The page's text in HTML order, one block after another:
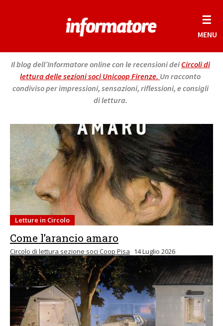
☰
MENU
Il blog dell’Informatore online con le recensioni deiCircoli di
lettura delle sezioni soci Unicoop Firenze. Un racconto
condiviso per impressioni, sensazioni, riflessioni, e consigli
di lettura.
Letture in Circolo
Come l’arancio amaro
Circolo di lettura sezione soci Coop Pisa 14 Luglio 2026